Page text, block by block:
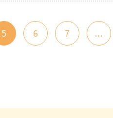
5 6 7 ...